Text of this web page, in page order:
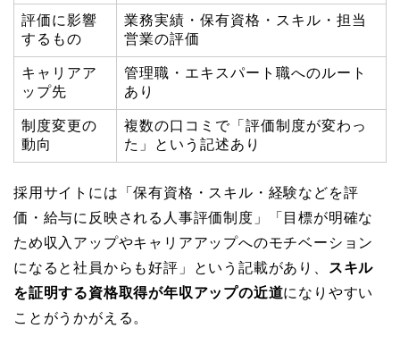
評価に影響
するもの
業務実績・保有資格・スキル・担当
営業の評価
キャリアア
ップ先
管理職・エキスパート職へのルート
あり
制度変更の
動向
複数の口コミで「評価制度が変わっ
た」という記述あり
採用サイトには「保有資格・スキル・経験などを評
価・給与に反映される人事評価制度」「目標が明確な
ため収入アップやキャリアアップへのモチベーション
になると社員からも好評」という記載があり、
スキル
を証明する資格取得が年収アップの近道になりやすい
ことがうかがえる。